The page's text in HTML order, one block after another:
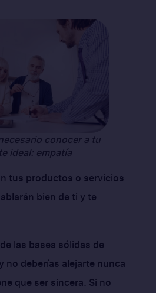
conocer a tu
ideal: empatía
tus productos o servicios
bien de ti y te
las bases sólidas de
no deberías alejarte nunca
que ser sincera. Si no